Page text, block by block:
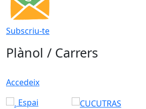
Subscriu-te
Plànol / Carrers
Accedeix
Espai